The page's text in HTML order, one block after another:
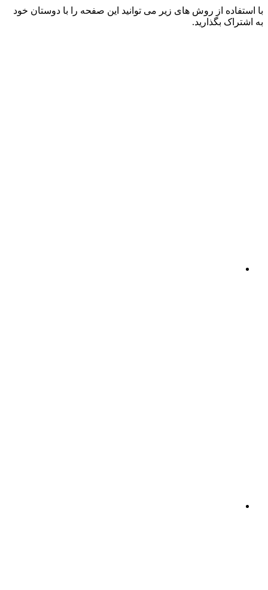
با استفاده از روش های زیر می توانید این صفحه را با دوستان خود
به اشتراک بگذارید.